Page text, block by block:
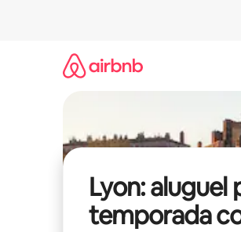
Lyon: aluguel
temporada